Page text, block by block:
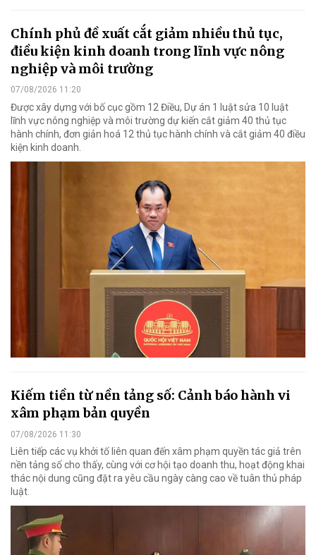
Chính phủ đề xuất cắt giảm nhiều thủ tục,
điều kiện kinh doanh trong lĩnh vực nông
nghiệp và môi trường
07/08/2026 11:20
Được xây dựng với bố cục gồm 12 Điều, Dự án 1 luật sửa 10 luật
lĩnh vực nông nghiệp và môi trường dự kiến cắt giảm 40 thủ tục
hành chính, đơn giản hoá 12 thủ tục hành chính và cắt giảm 40 điều
kiện kinh doanh.
Kiếm tiền từ nền tảng số: Cảnh báo hành vi
xâm phạm bản quyền
07/08/2026 11:30
Liên tiếp các vụ khởi tố liên quan đến xâm phạm quyền tác giả trên
nền tảng số cho thấy, cùng với cơ hội tạo doanh thu, hoạt động khai
thác nội dung cũng đặt ra yêu cầu ngày càng cao về tuân thủ pháp
luật.